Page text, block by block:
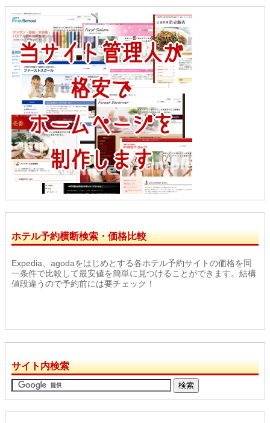
ホテル予約横断検索・価格比較
Expedia、agodaをはじめとする各ホテル予約サイトの価格を同
一条件で比較して最安値を簡単に見つけることができます。結構
値段違うので予約前には要チェック！
サイト内検索